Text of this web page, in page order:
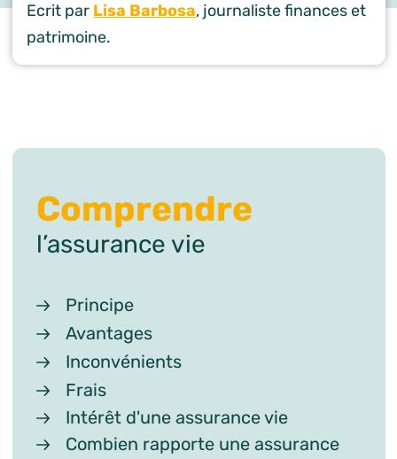
Ecrit par Lisa Barbosa, journaliste finances et
patrimoine.
Comprendre
l’assurance vie
Principe
Avantages
Inconvénients
Frais
Intérêt d'une assurance vie
Combien rapporte une assurance